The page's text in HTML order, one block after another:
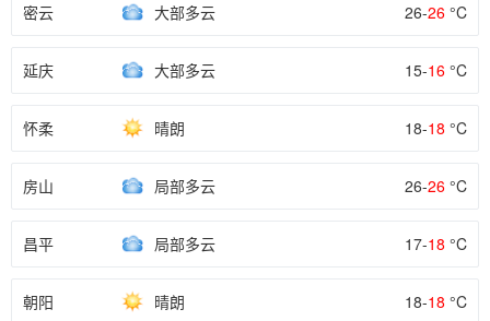
密云 大部多云 26-26 °C
延庆 大部多云 15-16 °C
怀柔 晴朗 18-18 °C
房山 局部多云 26-26 °C
昌平 局部多云 17-18 °C
朝阳 晴朗 18-18 °C